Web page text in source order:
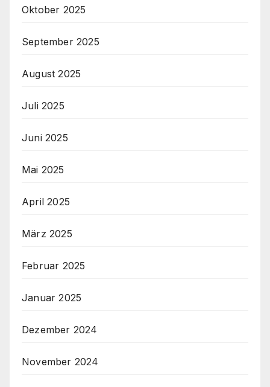
Oktober 2025
September 2025
August 2025
Juli 2025
Juni 2025
Mai 2025
April 2025
März 2025
Februar 2025
Januar 2025
Dezember 2024
November 2024